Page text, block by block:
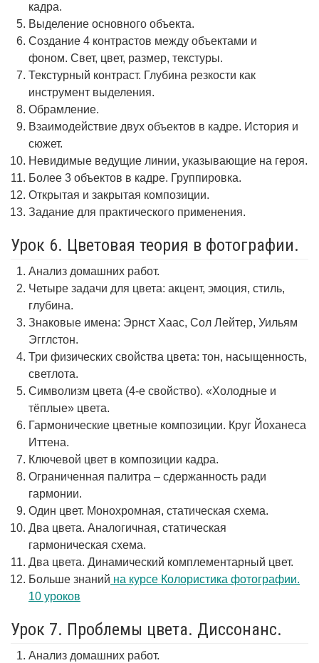
кадра.
Выделение основного объекта.
Создание 4 контрастов между объектами и
фоном. Свет, цвет, размер, текстуры.
Текстурный контраст. Глубина резкости как
инструмент выделения.
Обрамление.
Взаимодействие двух объектов в кадре. История и
сюжет.
Невидимые ведущие линии, указывающие на героя.
Более 3 объектов в кадре. Группировка.
Открытая и закрытая композиции.
Задание для практического применения.
Урок 6. Цветовая теория в фотографии.
Анализ домашних работ.
Четыре задачи для цвета: акцент, эмоция, стиль,
глубина.
Знаковые имена: Эрнст Хаас, Сол Лейтер, Уильям
Эгглстон.
Три физических свойства цвета: тон, насыщенность,
светлота.
Символизм цвета (4-е свойство). «Холодные и
тёплые» цвета.
Гармонические цветные композиции. Круг Йоханеса
Иттена.
Ключевой цвет в композиции кадра.
Ограниченная палитра – сдержанность ради
гармонии.
Один цвет. Монохромная, статическая схема.
Два цвета. Аналогичная, статическая
гармоническая схема.
Два цвета. Динамический комплементарный цвет.
Больше знаний на курсе Колористика фотографии.
10 уроков
Урок 7. Проблемы цвета. Диссонанс.
Анализ домашних работ.